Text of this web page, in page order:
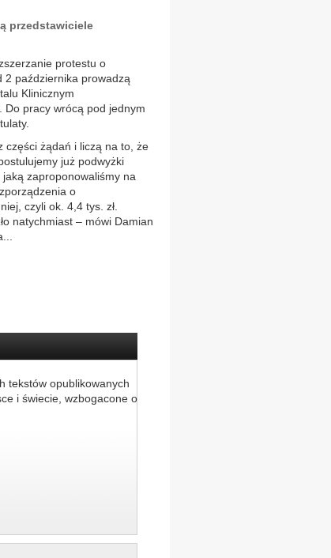
przedstawiciele
protestu o
2 października prowadzą
Klinicznym
Do pracy wrócą pod jednym
części żądań i liczą na to, że
już podwyżki
zaproponowaliśmy na
o
czyli ok. 4,4 tys. zł.
natychmiast – mówi Damian
tekstów opublikowanych
i świecie, wzbogacone o